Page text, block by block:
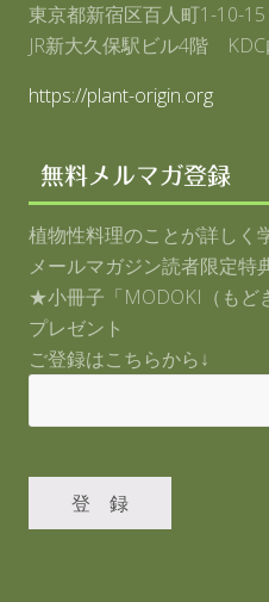
東京都新宿区百人町1-10-15
JR新大久保駅ビル4階 KDC
https://plant-origin.org
無料メルマガ登録
植物性料理のことが詳しく
メールマガジン読者限定特
★小冊子「MODOKI（もど
プレゼント
ご登録はこちらから↓